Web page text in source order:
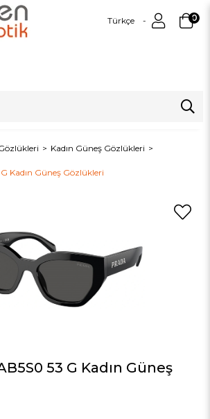
Türkçe 0
Kadın Güneş Gözlükleri
Kadın Güneş Gözlükleri
53 G Kadın Güneş